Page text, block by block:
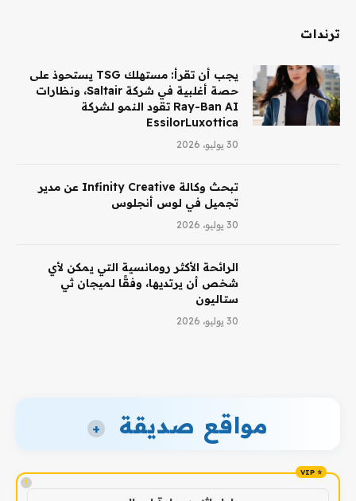
ترندات
يجب أن تقرأ: مستهلك TSG يستحوذ على
حصة أغلبية في شركة Saltair، ونظارات
Ray-Ban AI تقود النمو لشركة
EssilorLuxottica
30 يوليو، 2026
تبحث وكالة Infinity Creative عن مدير
تجميل في لوس أنجلوس
30 يوليو، 2026
الرائحة الأكثر رومانسية التي يمكن لأي
شخص أن يرتديها، وفقًا لميجان ثي
ستاليون
30 يوليو، 2026
مواقع صديقة +
!